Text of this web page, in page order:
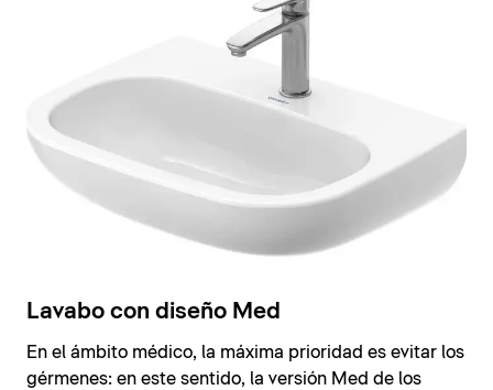
Lavabo con diseño Med
En el ámbito médico, la máxima prioridad es evitar los
gérmenes: en este sentido, la versión Med de los